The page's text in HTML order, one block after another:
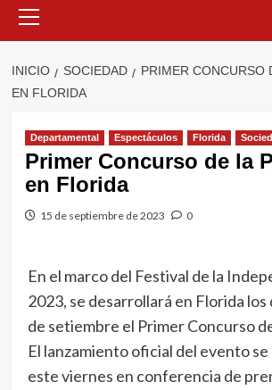
primario
INICIO SOCIEDAD
PRIMER CONCURSO
EN FLORIDA
Departamental Espectáculos Florida
Primer Concurso de la
en Florida
15 de septiembre de 2023 0
En el marco del Festival de la
2023, se desarrollará en Florida los
de setiembre el Primer Concurso
El lanzamiento oficial del evento se
este viernes en conferencia de